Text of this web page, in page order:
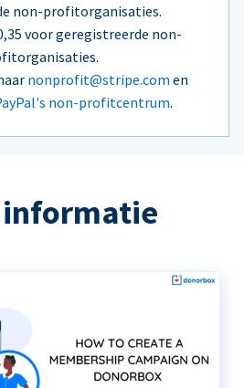
non-profitorganisaties.
voor geregistreerde non-
nonprofit@stripe.com en
non-profitcentrum.
informatie